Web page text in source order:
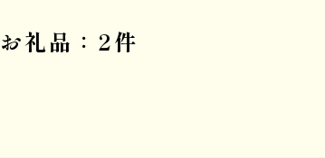
お礼品：2件